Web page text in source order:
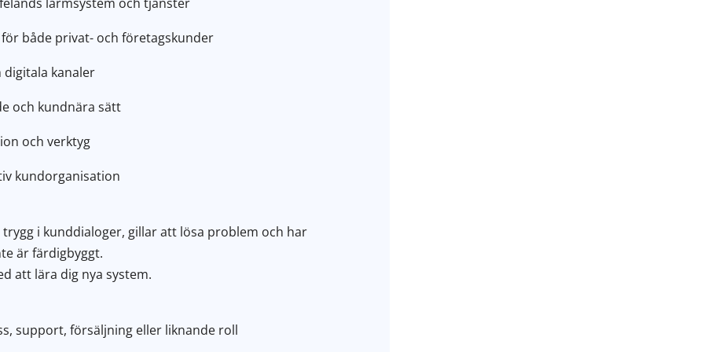
både privat- och företagskunder
kanaler
och kundnära sätt
och verktyg
kundorganisation
i kunddialoger, gillar att lösa problem och har
är färdigbyggt.
att lära dig nya system.
support, försäljning eller liknande roll